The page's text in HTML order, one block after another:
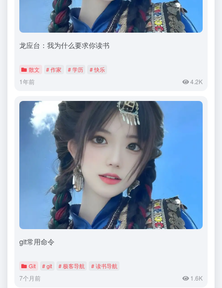
龙应台：我为什么要求你读书
散文 # 作家 # 学历 # 快乐
1年前 4.2K
git常用命令
Git # git # 极客导航 # 读书导航
7个月前 1.6K